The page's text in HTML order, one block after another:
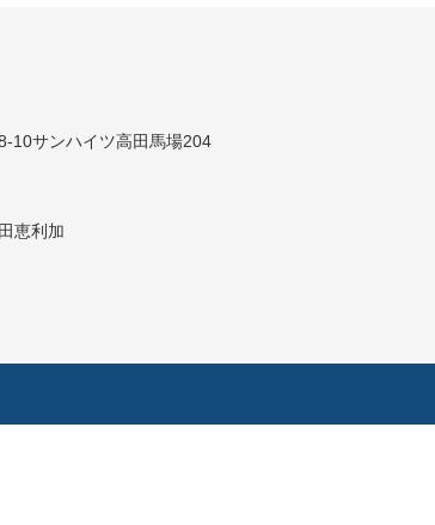
10サンハイツ高田馬場204
恵利加